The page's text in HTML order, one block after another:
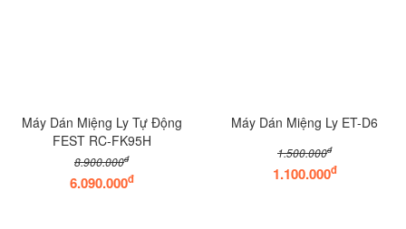
Máy Dán Miệng Ly Tự Động
FEST RC-FK95H
8.900.000đ
6.090.000đ
Máy Dán Miệng Ly ET-D6
1.500.000đ
1.100.000đ